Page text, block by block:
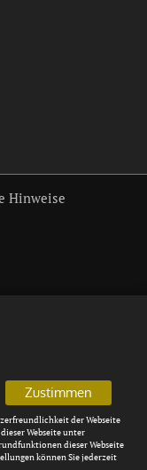
Hinweise
Zustimmen
der Webseite
Webseite unter
dieser Webseite
können Sie jederzeit